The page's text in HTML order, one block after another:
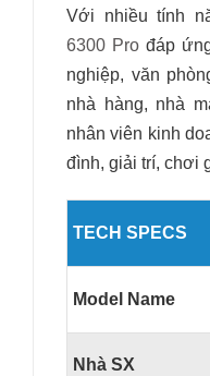
Với nhiều tính
6300 Pro đáp
nghiệp, văn
nhà hàng, nhà
nhân viên kinh
đình, giải trí, chơi
TECH SPECS
Model Name
Nhà SX